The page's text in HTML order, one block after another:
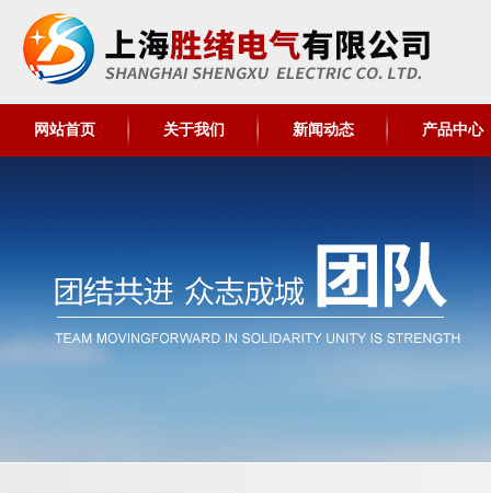
网站首页 关于我们 新闻动态 产品中心